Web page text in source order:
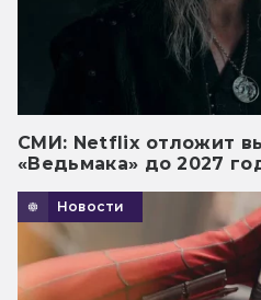
СМИ: Netflix отложит
«Ведьмака» до 2027
Новости